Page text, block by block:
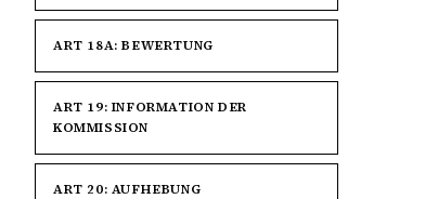
ART 18A: BEWERTUNG
ART 19: INFORMATION DER
KOMMISSION
ART 20: AUFHEBUNG